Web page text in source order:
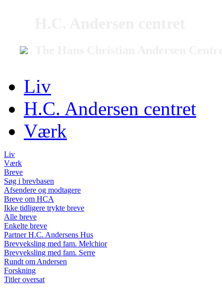
Liv
H.C. Andersen centret
Værk
Liv
Værk
Breve
Søg i brevbasen
Afsendere og modtagere
Breve om HCA
Ikke tidligere trykte breve
Alle breve
Enkelte breve
Partner H.C. Andersens Hus
Brevveksling med fam. Melchior
Brevveksling med fam. Serre
Rundt om Andersen
Forskning
Titler oversat